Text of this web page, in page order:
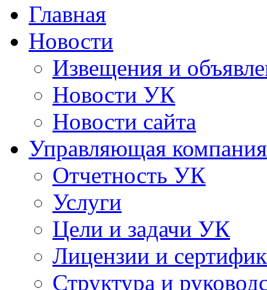
Главная
Новости
Извещения и
Новости УК
Новости сайта
Управляющая компания
Отчетность УК
Услуги
Цели и задачи УК
Лицензии и
Структура и